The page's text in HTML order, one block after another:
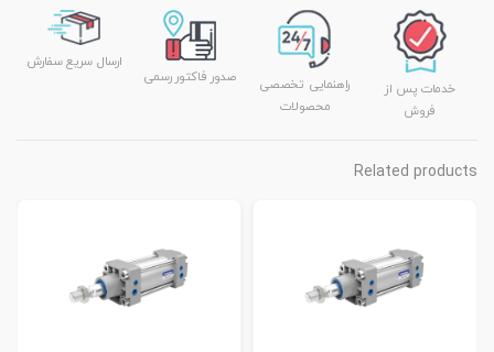
خدمات پس از
فروش
راهنمایی تخصصی
محصولات
صدور فاکتور رسمی
ارسال سریع سفارش
Related products